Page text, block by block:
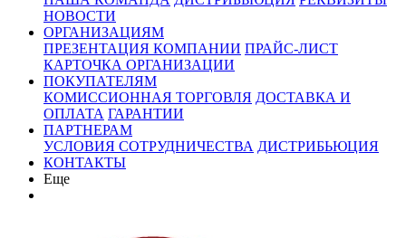
НОВОСТИ
ОРГАНИЗАЦИЯМ
ПРЕЗЕНТАЦИЯ КОМПАНИИ ПРАЙС-ЛИСТ
КАРТОЧКА ОРГАНИЗАЦИИ
ПОКУПАТЕЛЯМ
КОМИССИОННАЯ ТОРГОВЛЯ ДОСТАВКА И
ОПЛАТА ГАРАНТИИ
ПАРТНЕРАМ
УСЛОВИЯ СОТРУДНИЧЕСТВА ДИСТРИБЬЮЦИЯ
КОНТАКТЫ
Еще